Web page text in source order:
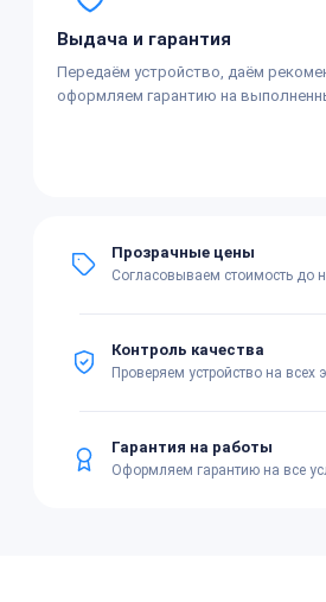
Выдача и гарантия
Передаём устройство, даём
оформляем гарантию на
Прозрачные цены
Согласовываем стоимость до
Контроль качества
Проверяем устройство на всех
Гарантия на работы
Оформляем гарантию на все